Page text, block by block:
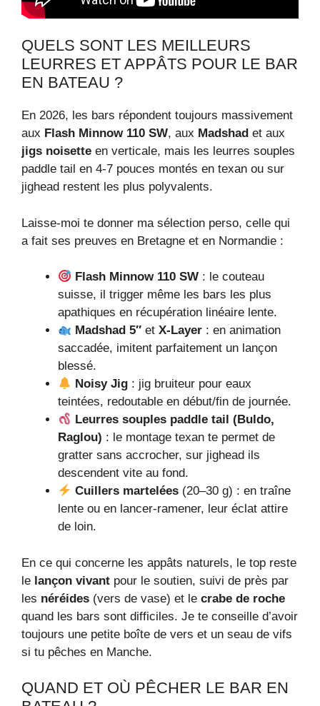
QUELS SONT LES MEILLEURS
LEURRES ET APPÂTS POUR LE BAR
EN BATEAU ?
En 2026, les bars répondent toujours massivement
aux Flash Minnow 110 SW, aux Madshad et aux
jigs noisette en verticale, mais les leurres souples
paddle tail en 4-7 pouces montés en texan ou sur
jighead restent les plus polyvalents.
Laisse-moi te donner ma sélection perso, celle qui
a fait ses preuves en Bretagne et en Normandie :
Flash Minnow 110 SW : le couteau
suisse, il trigger même les bars les plus
apathiques en récupération linéaire lente.
Madshad 5″ etX-Layer : en animation
saccadée, imitent parfaitement un lançon
blessé.
Noisy Jig : jig bruiteur pour eaux
teintées, redoutable en début/fin de journée.
Leurres souples paddle tail (Buldo,
Raglou) : le montage texan te permet de
gratter sans accrocher, sur jighead ils
descendent vite au fond.
Cuillers martelées (20–30 g) : en traîne
lente ou en lancer-ramener, leur éclat attire
de loin.
En ce qui concerne les appâts naturels, le top reste
le lançon vivant pour le soutien, suivi de près par
les néréides (vers de vase) et le crabe de roche
quand les bars sont difficiles. Je te conseille d’avoir
toujours une petite boîte de vers et un seau de vifs
si tu pêches en Manche.
QUAND ET OÙ PÊCHER LE BAR EN